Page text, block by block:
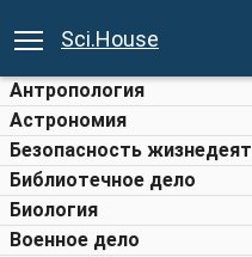
Sci.House
Антропология
Астрономия
Безопасность
Библиотечное дело
Биология
Военное дело